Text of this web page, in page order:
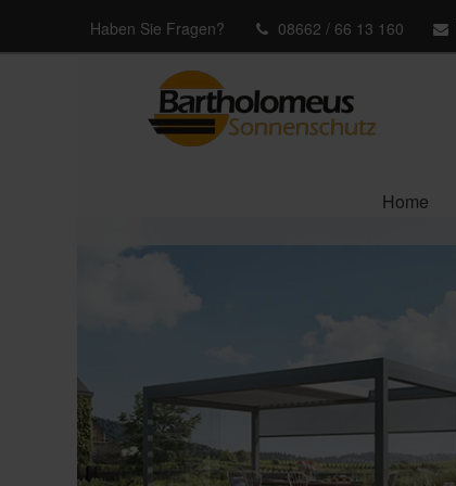
Haben Sie Fragen? 08662 / 66 13 160
Home